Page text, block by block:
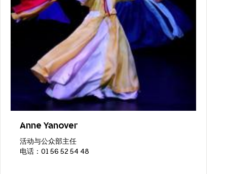
Anne Yanover
活动与公众部主任
电话：01 56 52 54 48